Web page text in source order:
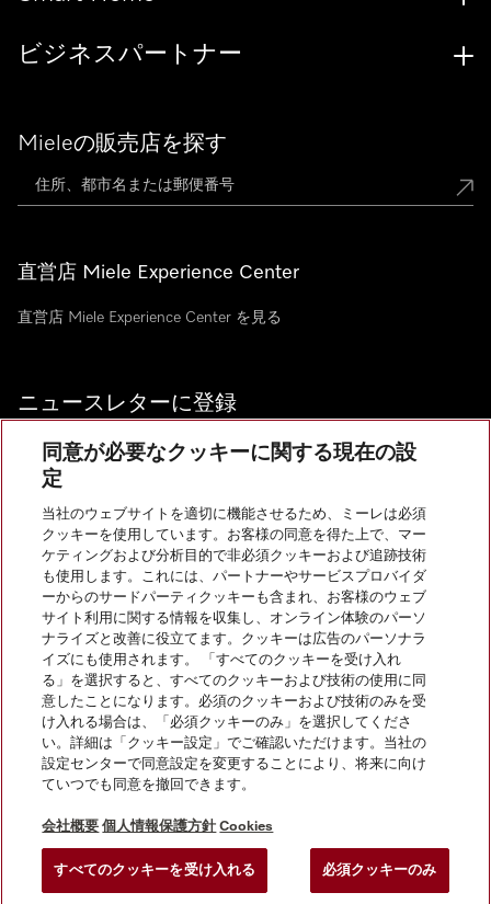
Mieleの販売店を探す
直営店 Miele Experience Center
直営店 Miele Experience Center を見る
ニュースレターに登録
お問い合わせ
ビジネスパートナー
会社概要
法的通知
個人情報保護方針
クッキー設定
InstagramのMiele
YoutubeのMiele
同意が必要なクッキーに関する現在の設
定
当社のウェブサイトを適切に機能させるため、ミーレは必須
クッキーを使用しています。お客様の同意を得た上で、マー
ケティングおよび分析目的で非必須クッキーおよび追跡技術
も使用します。これには、パートナーやサービスプロバイダ
ーからのサードパーティクッキーも含まれ、お客様のウェブ
サイト利用に関する情報を収集し、オンライン体験のパーソ
ナライズと改善に役立てます。クッキーは広告のパーソナラ
イズにも使用されます。 「すべてのクッキーを受け入れ
る」を選択すると、すべてのクッキーおよび技術の使用に同
意したことになります。必須のクッキーおよび技術のみを受
け入れる場合は、「必須クッキーのみ」を選択してくださ
い。詳細は「クッキー設定」でご確認いただけます。当社の
設定センターで同意設定を変更することにより、将来に向け
ていつでも同意を撤回できます。
会社概要 個人情報保護方針 Cookies
すべてのクッキーを受け入れる 必須クッキーのみ